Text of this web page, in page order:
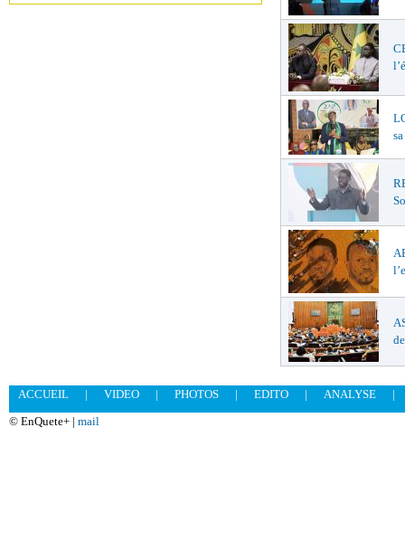
ACCUEIL | VIDEO | PHOTOS | EDITO | ANALYSE
|
© EnQuete+ | mail